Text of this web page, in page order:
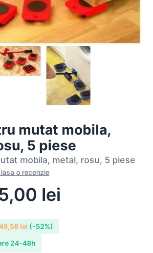
mutat mobila,
5 piese
mobila, metal, rosu, 5 piese
o recenzie
lei
lei (-52%)
24-48h